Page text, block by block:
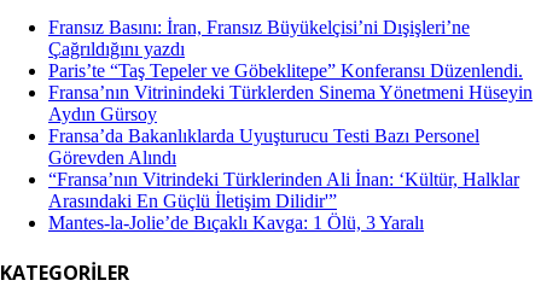
Fransız Basını: İran, Fransız Büyükelçisi’ni Dışişleri’ne
Çağrıldığını yazdı
Paris’te “Taş Tepeler ve Göbeklitepe” Konferansı Düzenlendi.
Fransa’nın Vitrinindeki Türklerden Sinema Yönetmeni Hüseyin
Aydın Gürsoy
Fransa’da Bakanlıklarda Uyuşturucu Testi Bazı Personel
Görevden Alındı
“Fransa’nın Vitrindeki Türklerinden Ali İnan: ‘Kültür, Halklar
Arasındaki En Güçlü İletişim Dilidir'”
Mantes-la-Jolie’de Bıçaklı Kavga: 1 Ölü, 3 Yaralı
KATEGORİLER